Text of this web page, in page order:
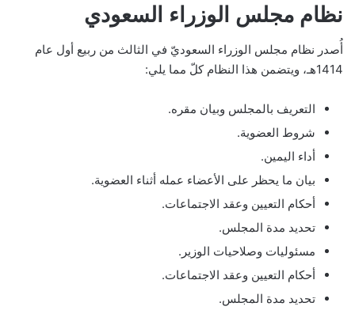
نظام مجلس الوزراء السعودي
أُصدر نظام مجلس الوزراء السعوديّ في الثالث من ربيع أول عام
1414هـ، ويتضمن هذا النظام كلّ مما يلي:
التعريف بالمجلس وبيان مقره.
شروط العضوية.
أداء اليمين.
بيان ما يحظر على الأعضاء عمله أثناء العضوية.
أحكام التعيين وعقد الاجتماعات.
تحديد مدة المجلس.
مسئوليات وصلاحيات الوزير.
أحكام التعيين وعقد الاجتماعات.
تحديد مدة المجلس.